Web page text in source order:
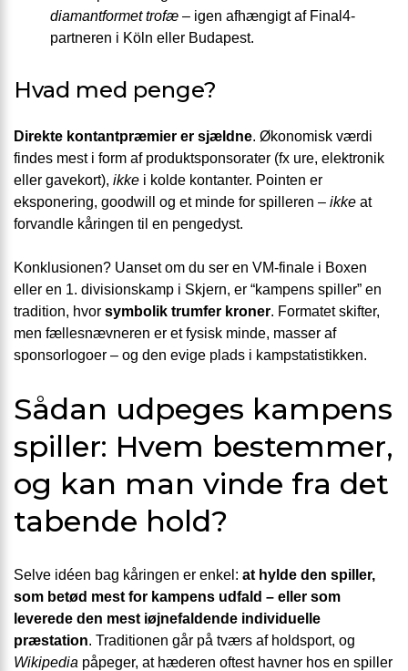
diamantformet trofæ – igen afhængigt af Final4-
partneren i Köln eller Budapest.
Hvad med penge?
Direkte kontantpræmier er sjældne. Økonomisk værdi
findes mest i form af produktsponsorater (fx ure, elektronik
eller gavekort), ikke i kolde kontanter. Pointen er
eksponering, goodwill og et minde for spilleren – ikke at
forvandle kåringen til en pengedyst.
Konklusionen? Uanset om du ser en VM-finale i Boxen
eller en 1. divisionskamp i Skjern, er “kampens spiller” en
tradition, hvor symbolik trumfer kroner. Formatet skifter,
men fællesnævneren er et fysisk minde, masser af
sponsorlogoer – og den evige plads i kampstatistikken.
Sådan udpeges kampens
spiller: Hvem bestemmer,
og kan man vinde fra det
tabende hold?
Selve idéen bag kåringen er enkel: at hylde den spiller,
som betød mest for kampens udfald – eller som
leverede den mest iøjnefaldende individuelle
præstation. Traditionen går på tværs af holdsport, og
Wikipedia påpeger, at hæderen oftest havner hos en spiller